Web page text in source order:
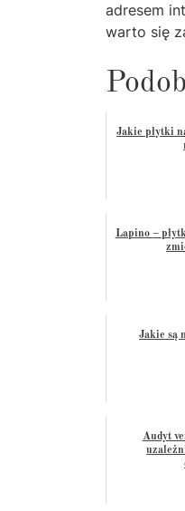
adresem
warto się
Jakie płytki
Lapino –
Jakie są
Audyt